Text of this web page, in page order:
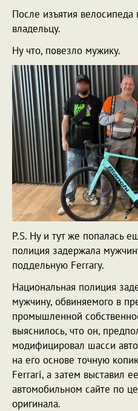
После изъятия велосипеда
владельцу.
Ну что, повезло мужику.
P.S. Ну и тут же попалась
полиция задержала
поддельную Ferrary.
Национальная полиция
мужчину, обвиняемого в
промышленной
выяснилось, что он,
модифицировал шасси
на его основе точную
Ferrari, а затем выставил
автомобильном сайте по
оригинала.